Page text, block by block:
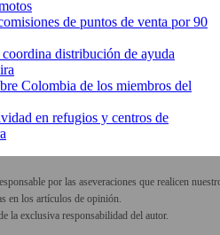
de puntos de venta por 90
distribución de ayuda
Colombia de los miembros del
en refugios y centros de
por las aseveraciones que realicen
en los artículos de opinión.
la exclusiva responsabilidad del autor.